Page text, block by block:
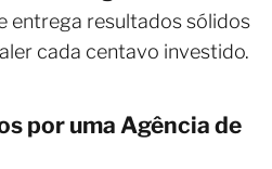
entrega resultados sólidos
cada centavo investido.
por uma Agência de